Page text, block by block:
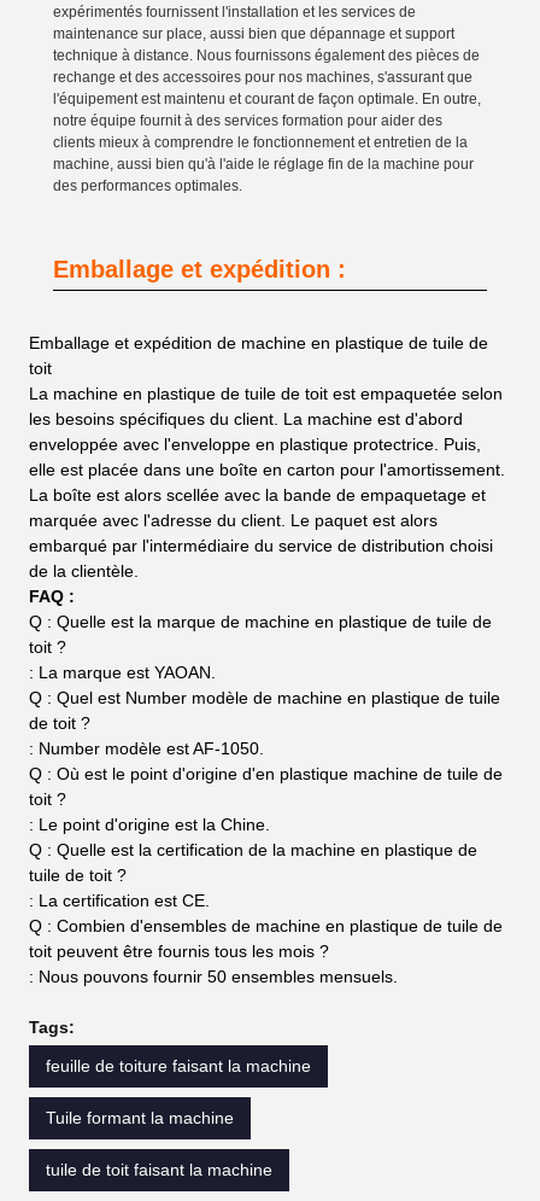
expérimentés fournissent l'installation et les services de
maintenance sur place, aussi bien que dépannage et support
technique à distance. Nous fournissons également des pièces de
rechange et des accessoires pour nos machines, s'assurant que
l'équipement est maintenu et courant de façon optimale. En outre,
notre équipe fournit à des services formation pour aider des
clients mieux à comprendre le fonctionnement et entretien de la
machine, aussi bien qu'à l'aide le réglage fin de la machine pour
des performances optimales.
Emballage et expédition :
Emballage et expédition de machine en plastique de tuile de
toit
La machine en plastique de tuile de toit est empaquetée selon
les besoins spécifiques du client. La machine est d'abord
enveloppée avec l'enveloppe en plastique protectrice. Puis,
elle est placée dans une boîte en carton pour l'amortissement.
La boîte est alors scellée avec la bande de empaquetage et
marquée avec l'adresse du client. Le paquet est alors
embarqué par l'intermédiaire du service de distribution choisi
de la clientèle.
FAQ :
Q : Quelle est la marque de machine en plastique de tuile de
toit ?
: La marque est YAOAN.
Q : Quel est Number modèle de machine en plastique de tuile
de toit ?
: Number modèle est AF-1050.
Q : Où est le point d'origine d'en plastique machine de tuile de
toit ?
: Le point d'origine est la Chine.
Q : Quelle est la certification de la machine en plastique de
tuile de toit ?
: La certification est CE.
Q : Combien d'ensembles de machine en plastique de tuile de
toit peuvent être fournis tous les mois ?
: Nous pouvons fournir 50 ensembles mensuels.
Tags:
feuille de toiture faisant la machine
Tuile formant la machine
tuile de toit faisant la machine